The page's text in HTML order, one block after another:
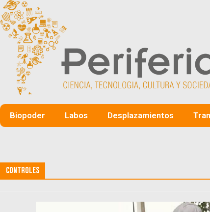
Biopoder Labos Desplazamientos
Controles